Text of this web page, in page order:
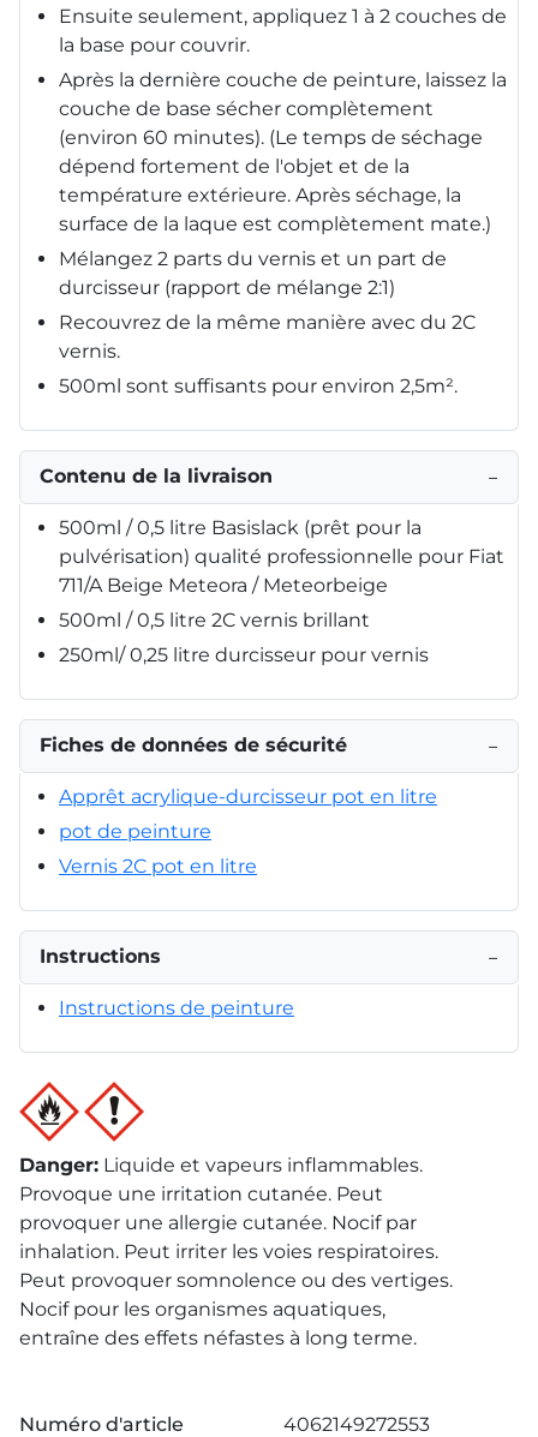
Ensuite seulement, appliquez 1 à 2 couches de
la base pour couvrir.
Après la dernière couche de peinture, laissez la
couche de base sécher complètement
(environ 60 minutes). (Le temps de séchage
dépend fortement de l'objet et de la
température extérieure. Après séchage, la
surface de la laque est complètement mate.)
Mélangez 2 parts du vernis et un part de
durcisseur (rapport de mélange 2:1)
Recouvrez de la même manière avec du 2C
vernis.
500ml sont suffisants pour environ 2,5m².
Contenu de la livraison −
500ml / 0,5 litre Basislack (prêt pour la
pulvérisation) qualité professionnelle pour Fiat
711/A Beige Meteora / Meteorbeige
500ml / 0,5 litre 2C vernis brillant
250ml/ 0,25 litre durcisseur pour vernis
Fiches de données de sécurité −
Apprêt acrylique-durcisseur pot en litre
pot de peinture
Vernis 2C pot en litre
Instructions −
Instructions de peinture
Danger: Liquide et vapeurs inflammables.
Provoque une irritation cutanée. Peut
provoquer une allergie cutanée. Nocif par
inhalation. Peut irriter les voies respiratoires.
Peut provoquer somnolence ou des vertiges.
Nocif pour les organismes aquatiques,
entraîne des effets néfastes à long terme.
Numéro d'article
4062149272553